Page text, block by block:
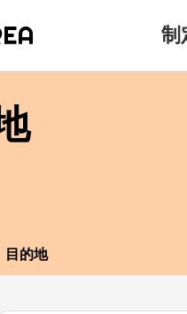
制
目的地